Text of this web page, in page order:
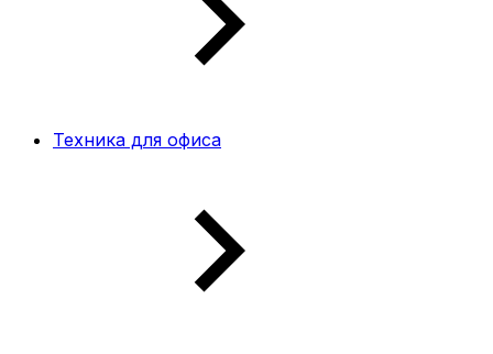
Техника для офиса